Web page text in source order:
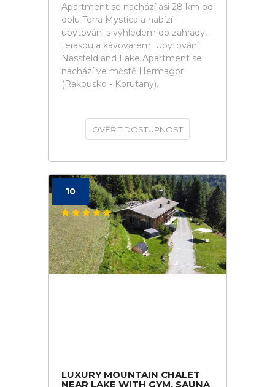
Apartment se nachází asi 28 km od
dolu Terra Mystica a nabízí
ubytování s výhledem do zahrady,
terasou a kávovarem. Ubytování
Nassfeld and Lake Apartment se
nachází ve městě Hermagor
(Rakousko - Korutany).
OVĚŘIT DOSTUPNOST
10
LUXURY MOUNTAIN CHALET
NEAR LAKE WITH GYM, SAUNA